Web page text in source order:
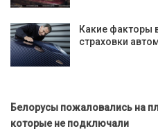
Какие факторы
страховки
Белорусы пожаловались на
которые не подключали